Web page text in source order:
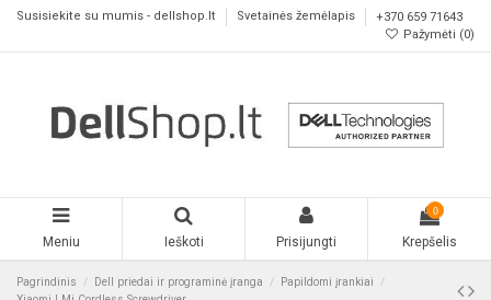
Susisiekite su mumis - dellshop.lt Svetainės žemėlapis
+370 659 71643
Pažymėti (0)
Meniu Ieškoti Prisijungti
0
Krepšelis
Pagrindinis Dell priedai ir programinė įranga
Papildomi įrankiai